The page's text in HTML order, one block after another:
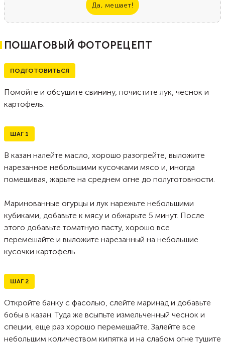
Да, мешает!
ПОШАГОВЫЙ ФОТОРЕЦЕПТ
ПОДГОТОВИТЬСЯ
Помойте и обсушите свинину, почистите лук, чеснок и
картофель.
ШАГ 1
В казан налейте масло, хорошо разогрейте, выложите
нарезанное небольшими кусочками мясо и, иногда
помешивая, жарьте на среднем огне до полуготовности.
Маринованные огурцы и лук нарежьте небольшими
кубиками, добавьте к мясу и обжарьте 5 минут. После
этого добавьте томатную пасту, хорошо все
перемешайте и выложите нарезанный на небольшие
кусочки картофель.
ШАГ 2
Откройте банку с фасолью, слейте маринад и добавьте
бобы в казан. Туда же всыпьте измельченный чеснок и
специи, еще раз хорошо перемешайте. Залейте все
небольшим количеством кипятка и на слабом огне тушите